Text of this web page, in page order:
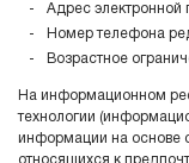
Адрес электронной
Номер телефона
Возрастное
На информационном
технологии
информации на основе
относящихся к